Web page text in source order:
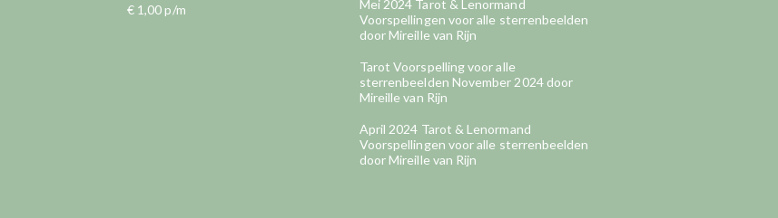
€ 1,00 p/m
Mei 2024 Tarot & Lenormand
Voorspellingen voor alle sterrenbeelden
door Mireille van Rijn
Tarot Voorspelling voor alle
sterrenbeelden November 2024 door
Mireille van Rijn
April 2024 Tarot & Lenormand
Voorspellingen voor alle sterrenbeelden
door Mireille van Rijn